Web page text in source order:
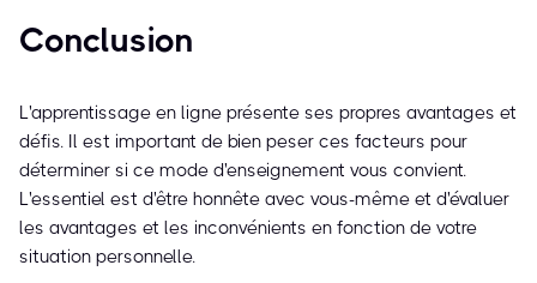
Conclusion
L'apprentissage en ligne présente ses propres avantages et
défis. Il est important de bien peser ces facteurs pour
déterminer si ce mode d'enseignement vous convient.
L'essentiel est d'être honnête avec vous-même et d'évaluer
les avantages et les inconvénients en fonction de votre
situation personnelle.